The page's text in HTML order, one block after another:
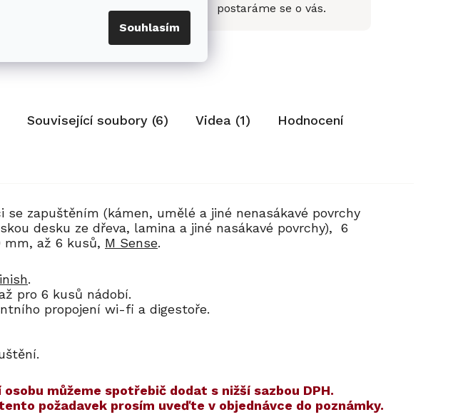
Souhlasím
zkušenostmi od roku 2001.
postaráme se o vás.
Související soubory (6) Videa (1) Hodnocení
zapuštěním (kámen, umělé a jiné nenasákavé povrchy
desku ze dřeva, lamina a jiné nasákavé povrchy), 6
mm, až 6 kusů, M Sense.
.
pro 6 kusů nádobí.
propojení wi-fi a digestoře.
můžeme spotřebič dodat s nižší sazbou DPH.
požadavek prosím uveďte v objednávce do poznámky.